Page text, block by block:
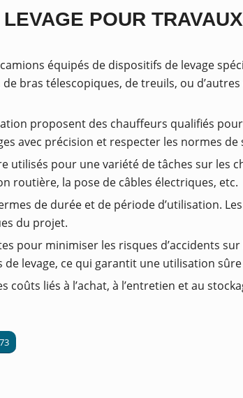
POUR
équipés de dispositifs de levage
bras télescopiques, de treuils, ou
proposent des chauffeurs qualifiés
avec précision et respecter les normes de
utilisés pour une variété de tâches sur les
routière, la pose de câbles électriques, etc.
de durée et de période d’utilisation.
du projet.
pour minimiser les risques d’accidents sur
levage, ce qui garantit une utilisation sûre
liés à l’achat, à l’entretien et au